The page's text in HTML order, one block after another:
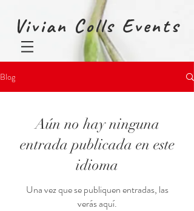
Vivian Colls Events
Blog
Aún no hay ninguna
entrada publicada en este
idioma
Una vez que se publiquen entradas, las
verás aquí.